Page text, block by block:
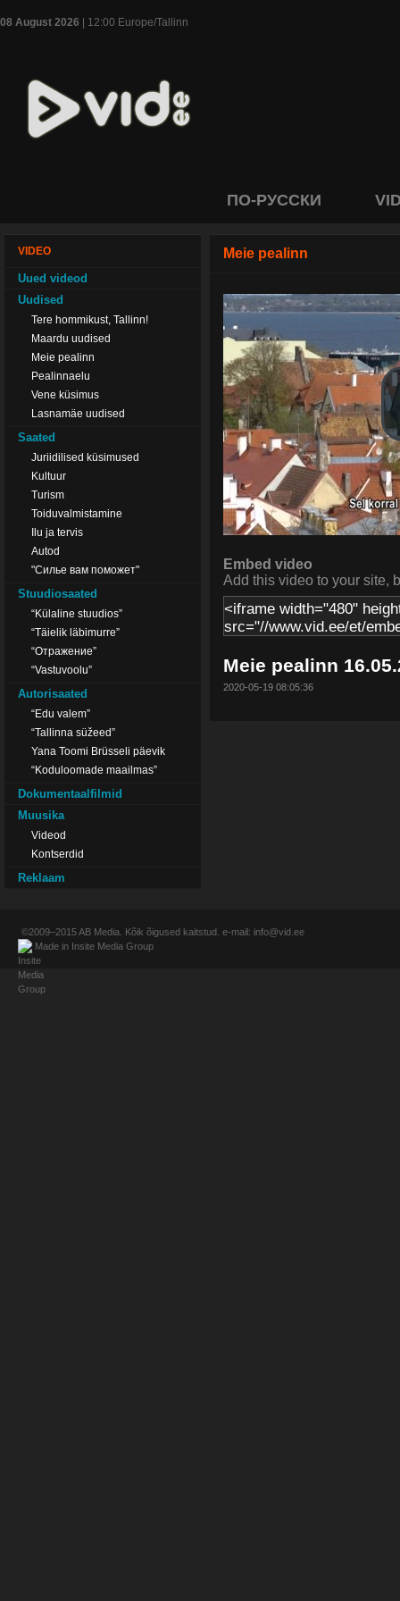
08 August 2026 | 12:00 Europe/Tallinn
ПО-РУССКИ
VIDEO
Uued videod
Uudised
Tere hommikust, Tallinn!
Maardu uudised
Meie pealinn
Pealinnaelu
Vene küsimus
Lasnamäe uudised
Saated
Juriidilised küsimused
Kultuur
Turism
Toiduvalmistamine
Ilu ja tervis
Autod
"Силье вам поможет"
Stuudiosaated
“Külaline stuudios”
“Täielik läbimurre”
“Отражение”
“Vastuvoolu”
Autorisaated
“Edu valem”
“Tallinna süžeed”
Yana Toomi Brüsseli päevik
“Koduloomade maailmas”
Dokumentaalfilmid
Muusika
Videod
Kontserdid
Reklaam
Meie pealinn
Embed video
Add this video to your site,
Meie pealinn
2020-05-19 08:05:36
©2009–2015AB Media . Kõik õigused kaitstud. e-mail: info@vid.ee
Made in Insite Media Group